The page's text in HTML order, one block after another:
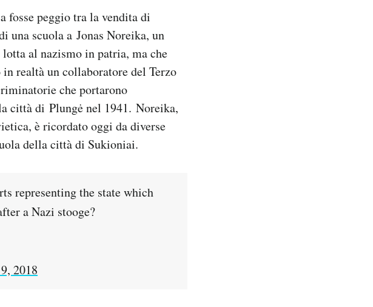
fosse peggio tra la vendita di
scuola a Jonas Noreika, un
al nazismo in patria, ma che
in realtà un collaboratore del Terzo
che portarono
città di Plungė nel 1941. Noreika,
è ricordato oggi da diverse
della città di Sukioniai.
representing the state which
a Nazi stooge?
2018